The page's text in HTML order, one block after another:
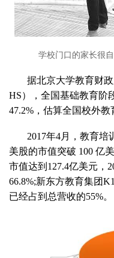
学校门口的家长很
据北京大学教育财
HS），全国基础教育阶
47.2%，估算全国校外教
2017年4月，教育
美股的市值突破 100 亿
市值达到127.4亿美元，
66.8%;新东方教育集团
已经占到总营收的55%。